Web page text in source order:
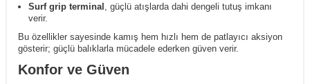
Surf grip terminal
, güçlü atışlarda dahi dengeli tutuş imkanı
verir.
Bu özellikler sayesinde kamış hem hızlı hem de patlayıcı aksiyon
gösterir; güçlü balıklarla mücadele ederken güven verir.
Konfor ve Güven